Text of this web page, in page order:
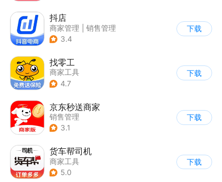
抖店
商家管理
销售管理
3.4
下载
找零工
商家工具
4.7
下载
京东秒送商家
销售管理
3.1
下载
货车帮司机
商家工具
5.0
下载